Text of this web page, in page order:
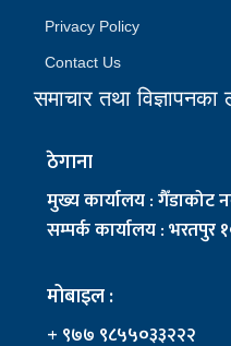
Privacy Policy
Contact Us
समाचार तथा विज्ञापनका
ठेगाना
मुख्य कार्यालय : गैँडाकोट
सम्पर्क कार्यालय : भरतपुर
मोबाइल :
+ ९७७ ९८५५०३३२२२